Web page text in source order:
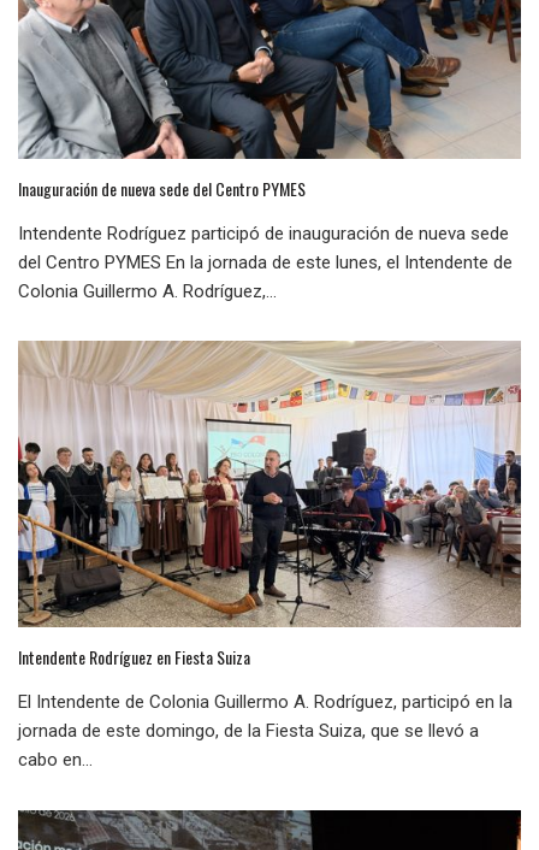
Inauguración de nueva sede del Centro PYMES
Intendente Rodríguez participó de inauguración de nueva sede
del Centro PYMES En la jornada de este lunes, el Intendente de
Colonia Guillermo A. Rodríguez,...
Intendente Rodríguez en Fiesta Suiza
El Intendente de Colonia Guillermo A. Rodríguez, participó en la
jornada de este domingo, de la Fiesta Suiza, que se llevó a
cabo en...